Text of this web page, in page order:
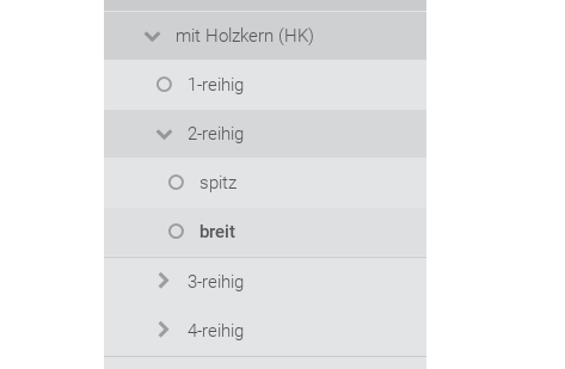
mit Holzkern (HK)
1-reihig
2-reihig
spitz
breit
3-reihig
4-reihig